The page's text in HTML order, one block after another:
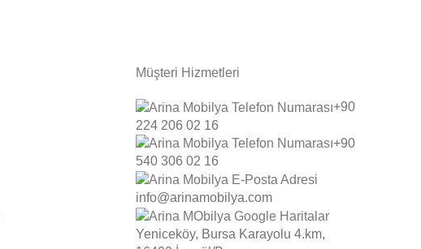
Müşteri Hizmetleri
+90
224 206 02 16
+90
540 306 02 16
info@arinamobilya.com
Yeniceköy, Bursa Karayolu 4.km,